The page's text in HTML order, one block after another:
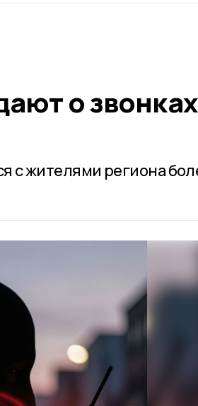
о
с жителями региона